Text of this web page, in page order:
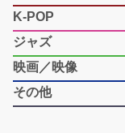
K-POP
ジャズ
映画／映像
その他